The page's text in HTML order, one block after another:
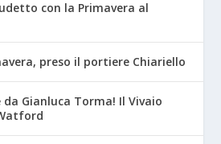
con la Primavera al
preso il portiere Chiariello
da Gianluca Torma! Il Vivaio